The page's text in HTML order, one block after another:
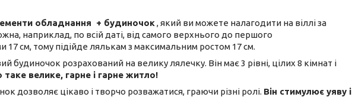
обладнання + будиночок, який ви можете налагодити на віллі за
наприклад, по всій даті, від самого верхнього до першого
17 см, тому підійде лялькам з максимальним ростом 17 см.
будиночок розрахований на велику лялечку. Він має 3 рівні, цілих 8 кімнат і
велике, гарне і гарне житло!
дозволяє цікаво і творчо розважатися, граючи різні ролі. Він стимулює уяву і